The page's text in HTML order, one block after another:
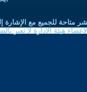
متاحة للجميع مع الإشارة
هيئة الادارة لا تعبر